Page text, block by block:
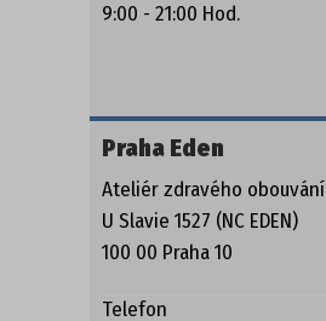
9:00 - 21:00 Hod.
Praha Eden
Ateliér zdravého obouvání
U Slavie 1527 (NC EDEN)
100 00 Praha 10
Telefon